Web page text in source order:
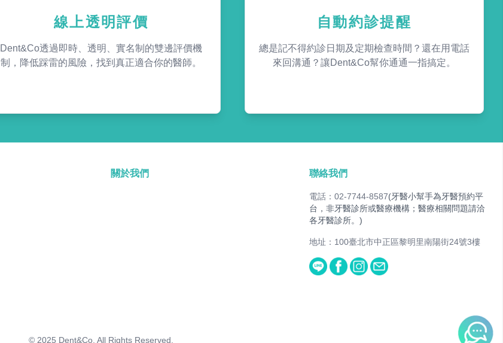
線上透明評價
Dent&Co透過即時、透明、實名制的雙邊評價機
制，降低踩雷的風險，找到真正適合你的醫師。
自動約診提醒
總是記不得約診日期及定期檢查時間？還在用電話
來回溝通？讓Dent&Co幫你通通一指搞定。
關於我們 聯絡我們
電話：02-7744-8587(牙醫小幫手為牙醫預約平
台，非牙醫診所或醫療機構；醫療相關問題請洽
各牙醫診所。)
地址：100臺北市中正區黎明里南陽街24號3樓
© 2025 Dent&Co. All Rights Reserved.